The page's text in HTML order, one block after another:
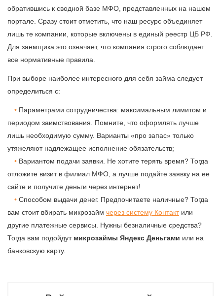
обратившись к сводной базе МФО, представленных на нашем
портале. Сразу стоит отметить, что наш ресурс объединяет
лишь те компании, которые включены в единый реестр ЦБ РФ.
Для заемщика это означает, что компания строго соблюдает
все нормативные правила.
При выборе наиболее интересного для себя займа следует
определиться с:
Параметрами сотрудничества: максимальным лимитом и
периодом заимствования. Помните, что оформлять лучше
лишь необходимую сумму. Варианты «про запас» только
утяжеляют надлежащее исполнение обязательств;
Вариантом подачи заявки. Не хотите терять время? Тогда
отложите визит в филиал МФО, а лучше подайте заявку на ее
сайте и получите деньги через интернет!
Способом выдачи денег. Предпочитаете наличные? Тогда
вам стоит вбирать микрозайм через систему Контактили
другие платежные сервисы. Нужны безналичные средства?
Тогда вам подойдут микрозаймы Яндекс Деньгами или на
банковскую карту.